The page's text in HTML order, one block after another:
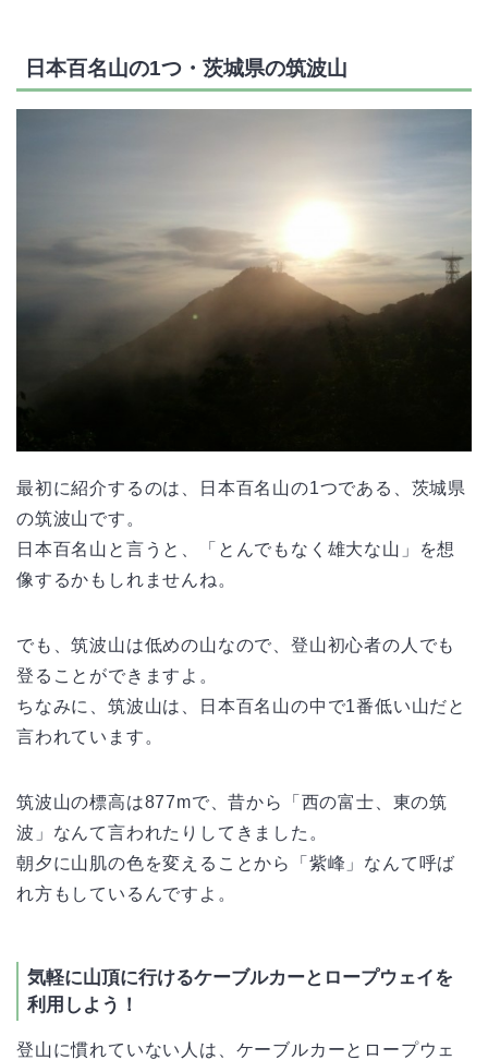
日本百名山の1つ・茨城県の筑波山
最初に紹介するのは、日本百名山の1つである、茨城県
の筑波山です。
日本百名山と言うと、「とんでもなく雄大な山」を想
像するかもしれませんね。
でも、筑波山は低めの山なので、登山初心者の人でも
登ることができますよ。
ちなみに、筑波山は、日本百名山の中で1番低い山だと
言われています。
筑波山の標高は877mで、昔から「西の富士、東の筑
波」なんて言われたりしてきました。
朝夕に山肌の色を変えることから「紫峰」なんて呼ば
れ方もしているんですよ。
気軽に山頂に行けるケーブルカーとロープウェイを
利用しよう！
登山に慣れていない人は、ケーブルカーとロープウェ